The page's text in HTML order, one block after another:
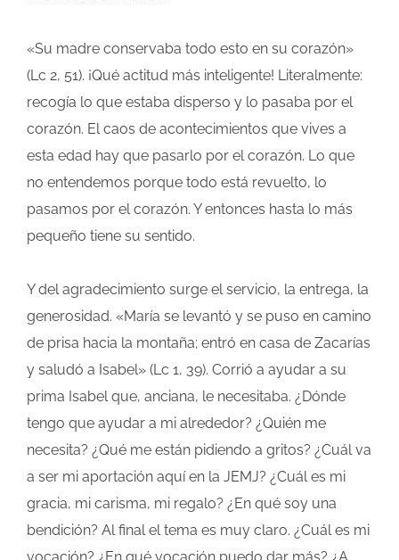
«Su madre conservaba todo esto en su corazón»
(Lc 2, 51). ¡Qué actitud más inteligente! Literalmente:
recogía lo que estaba disperso y lo pasaba por el
corazón. El caos de acontecimientos que vives a
esta edad hay que pasarlo por el corazón. Lo que
no entendemos porque todo está revuelto, lo
pasamos por el corazón. Y entonces hasta lo más
pequeño tiene su sentido.
Y del agradecimiento surge el servicio, la entrega, la
generosidad. «María se levantó y se puso en camino
de prisa hacia la montaña; entró en casa de Zacarías
y saludó a Isabel» (Lc 1, 39). Corrió a ayudar a su
prima Isabel que, anciana, le necesitaba. ¿Dónde
tengo que ayudar a mi alrededor? ¿Quién me
necesita? ¿Qué me están pidiendo a gritos? ¿Cuál va
a ser mi aportación aquí en la JEMJ? ¿Cuál es mi
gracia, mi carisma, mi regalo? ¿En qué soy una
bendición? Al final el tema es muy claro. ¿Cuál es mi